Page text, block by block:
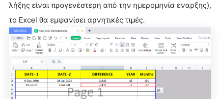
λήξης είναι προγενέστερη από την ημερομηνία έναρξης),
το Excel θα εμφανίσει αρνητικές τιμές.